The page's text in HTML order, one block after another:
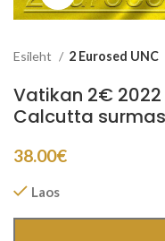
Esileht 2 Eurosed UNC
Vatikan 2€
Calcutta
38.00€
Laos